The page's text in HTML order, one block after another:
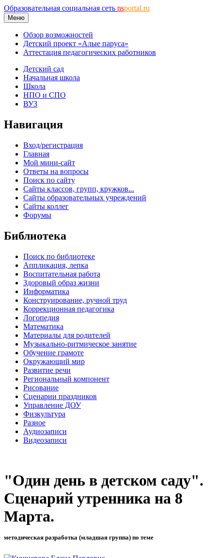
Образовательная социальная сеть nsportal.ru
Меню
Обзор возможностей
Детский проект «Алые паруса»
Аттестация педагогических работников
Детский сад
Начальная школа
Школа
НПО и СПО
ВУЗ
Навигация
Вход/регистрация
Главная
Мой мини-сайт
Ответы на вопросы
Поиск по сайту
Сайты классов, групп, кружков...
Сайты образовательных учреждений
Сайты коллег
Форумы
Библиотека
Поиск по библиотеке
Аппликация, лепка
Воспитательная работа
Здоровый образ жизни
Информатика
Конструирование, ручной труд
Коррекционная педагогика
Логопедия
Математика
Материалы для родителей
Музыкально-ритмическое занятие
Обучение грамоте
Окружающий мир
Развитие речи
Региональный компонент
Рисование
Сценарии праздников
Управление ДОУ
Физкультура
Разное
Аудиозаписи
Видеозаписи
"Один день в детском саду".
Сценарий утренника на 8
Марта.
методическая разработка (младшая группа) по теме